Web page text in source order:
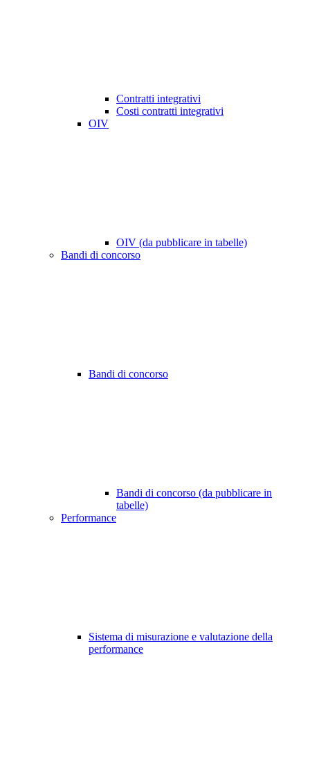
Contratti integrativi
Costi contratti integrativi
OIV
OIV (da pubblicare in tabelle)
Bandi di concorso
Bandi di concorso
Bandi di concorso (da pubblicare in
tabelle)
Performance
Sistema di misurazione e valutazione della
performance